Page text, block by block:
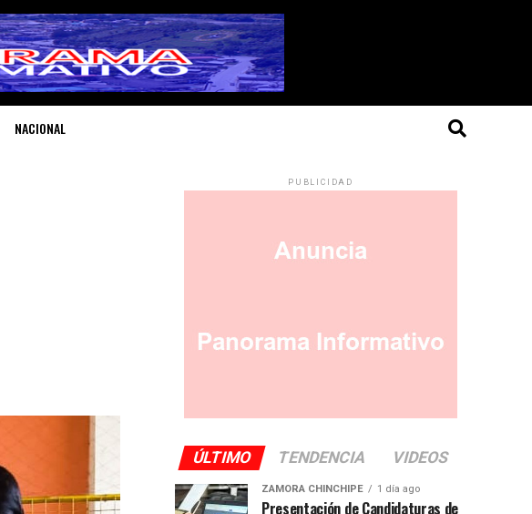
NACIONAL
PUBLICIDAD
ÚLTIMO TENDENCIA VIDEOS
ZAMORA CHINCHIPE 1 día ago
Presentación de Candidaturas de